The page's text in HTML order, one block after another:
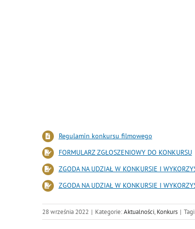
Regulamin konkursu filmowego
FORMULARZ ZGŁOSZENIOWY DO KONKURSU
ZGODA NA UDZIAŁ W KONKURSIE I
ZGODA NA UDZIAŁ W KONKURSIE I
28 września 2022 | Kategorie:Aktualności,Konkurs | Tagi: